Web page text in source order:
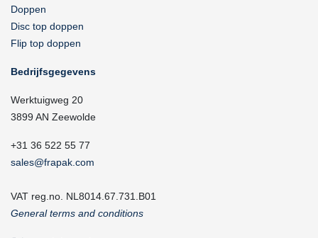
Doppen
Disc top doppen
Flip top doppen
Bedrijfsgegevens
Werktuigweg 20
3899 AN Zeewolde
+31 36 522 55 77
sales@frapak.com
VAT reg.no. NL8014.67.731.B01
General terms and conditions